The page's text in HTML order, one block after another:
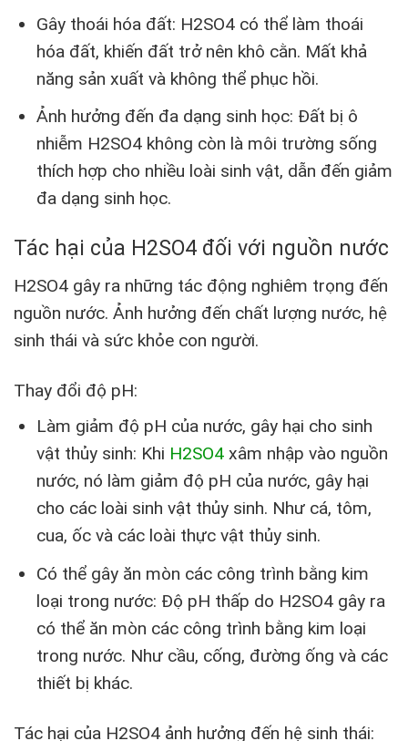
Gây thoái hóa đất: H2SO4 có thể làm thoái
hóa đất, khiến đất trở nên khô cằn. Mất khả
năng sản xuất và không thể phục hồi.
Ảnh hưởng đến đa dạng sinh học: Đất bị ô
nhiễm H2SO4 không còn là môi trường sống
thích hợp cho nhiều loài sinh vật, dẫn đến giảm
đa dạng sinh học.
Tác hại của H2SO4 đối với nguồn nước
H2SO4 gây ra những tác động nghiêm trọng đến
nguồn nước. Ảnh hưởng đến chất lượng nước, hệ
sinh thái và sức khỏe con người.
Thay đổi độ pH:
Làm giảm độ pH của nước, gây hại cho sinh
vật thủy sinh: Khi H2SO4xâm nhập vào nguồn
nước, nó làm giảm độ pH của nước, gây hại
cho các loài sinh vật thủy sinh. Như cá, tôm,
cua, ốc và các loài thực vật thủy sinh.
Có thể gây ăn mòn các công trình bằng kim
loại trong nước: Độ pH thấp do H2SO4 gây ra
có thể ăn mòn các công trình bằng kim loại
trong nước. Như cầu, cống, đường ống và các
thiết bị khác.
Tác hại của H2SO4 ảnh hưởng đến hệ sinh thái: